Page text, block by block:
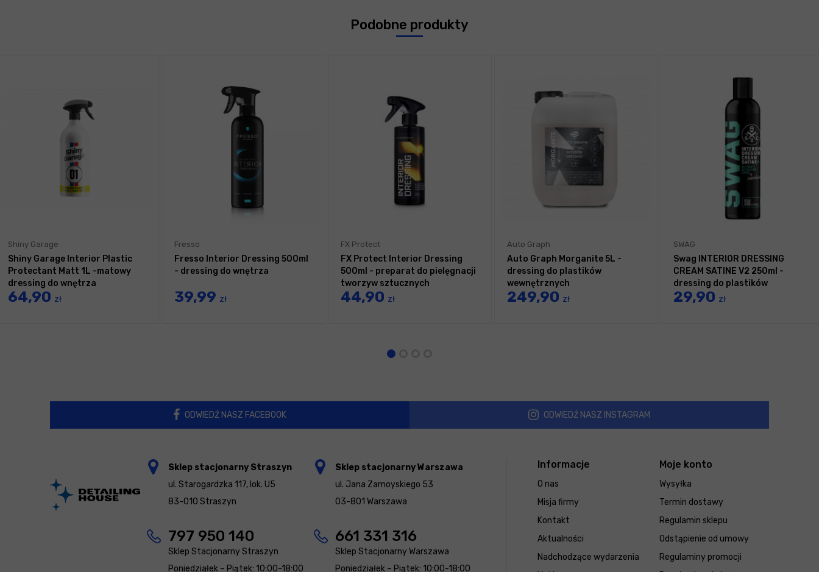
Podobne produkty
Shiny Garage
Shiny Garage Interior Plastic
Protectant Matt 1L -matowy
dressing do wnętrza
64,90 zł
Fresso
Fresso Interior Dressing 500ml
- dressing do wnętrza
39,99 zł
FX Protect
FX Protect Interior Dressing
500ml - preparat do pielęgnacji
tworzyw sztucznych
44,90 zł
Auto Graph
Auto Graph Morganite 5L -
dressing do plastików
wewnętrznych
249,90 zł
SWAG
Swag INTERIOR DRESSING
CREAM SATINE V2 250ml -
dressing do plastików
wewnętrznych
29,90 zł
ODWIEDŹ NASZ FACEBOOK ODWIEDŹ NASZ INSTAGRAM
Informacje
O nas
Misja firmy
Kontakt
Aktualności
Nadchodzące wydarzenia
Moje konto
Wysyłka
Termin dostawy
Regulamin sklepu
Odstąpienie od umowy
Regulaminy promocji
Sklep stacjonarny Straszyn
ul. Starogardzka 117, lok. U5
83-010 Straszyn
797 950 140
Sklep Stacjonarny Straszyn
Poniedziałek – Piątek: 10:00-18:00
Sklep stacjonarny Warszawa
ul. Jana Zamoyskiego 53
03-801 Warszawa
661 331 316
Sklep Stacjonarny Warszawa
Poniedziałek – Piątek: 10:00-18:00